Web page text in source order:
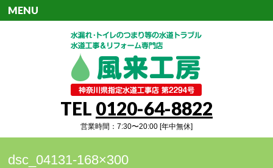
TEL 0120-64-8822
営業時間：7:30〜20:00 [年中無休]
MENU
dsc_04131-168×300